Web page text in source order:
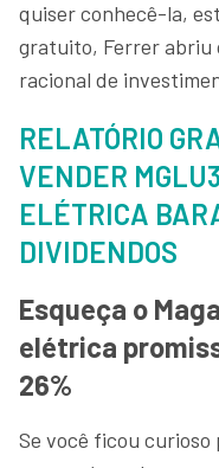
quiser conhecê-la,
gratuito, Ferrer abriu
racional de
RELATÓRIO
VENDER
ELÉTRICA
DIVIDENDOS
Esqueça o
elétrica
26%
Se você ficou curioso